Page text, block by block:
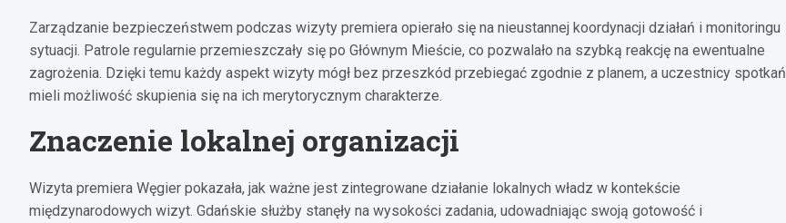
Zarządzanie bezpieczeństwem podczas wizyty premiera opierało się na nieustannej koordynacji działań i monitoringu
sytuacji. Patrole regularnie przemieszczały się po Głównym Mieście, co pozwalało na szybką reakcję na ewentualne
zagrożenia. Dzięki temu każdy aspekt wizyty mógł bez przeszkód przebiegać zgodnie z planem, a uczestnicy spotkań
mieli możliwość skupienia się na ich merytorycznym charakterze.
Znaczenie lokalnej organizacji
Wizyta premiera Węgier pokazała, jak ważne jest zintegrowane działanie lokalnych władz w kontekście
międzynarodowych wizyt. Gdańskie służby stanęły na wysokości zadania, udowadniając swoją gotowość i